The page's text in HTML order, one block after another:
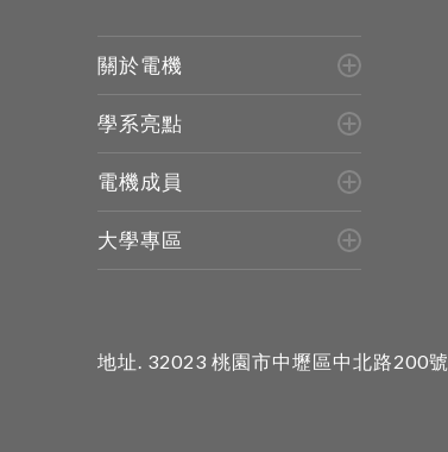
關於電機
學系亮點
電機成員
大學專區
地址. 32023 桃園市中壢區中北路200號